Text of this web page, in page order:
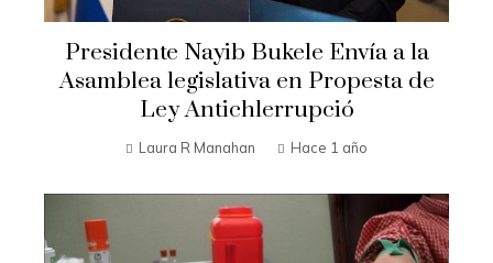
Presidente Nayib Bukele Envía a la
Asamblea legislativa en Propesta de
Ley Antichlerrupció
Laura R Manahan Hace 1 año